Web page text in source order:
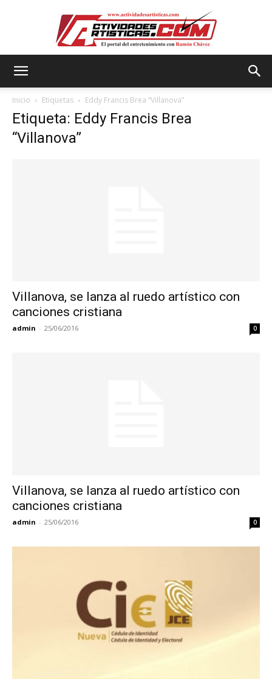
Inicio Etiquetas Eddy Francis Brea “Villanova”
Etiqueta: Eddy Francis Brea
“Villanova”
Villanova, se lanza al ruedo artístico con
canciones cristiana
admin - 25/06/2016 0
Villanova, se lanza al ruedo artístico con
canciones cristiana
admin - 25/06/2016 0